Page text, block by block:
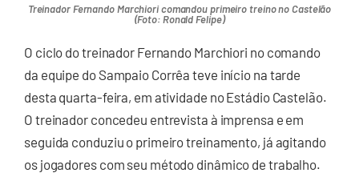
Treinador Fernando Marchiori comandou primeiro treino no Castelão
(Foto: Ronald Felipe)
O ciclo do treinador Fernando Marchiori no comando
da equipe do Sampaio Corrêa teve início na tarde
desta quarta-feira, em atividade no Estádio Castelão.
O treinador concedeu entrevista à imprensa e em
seguida conduziu o primeiro treinamento, já agitando
os jogadores com seu método dinâmico de trabalho.